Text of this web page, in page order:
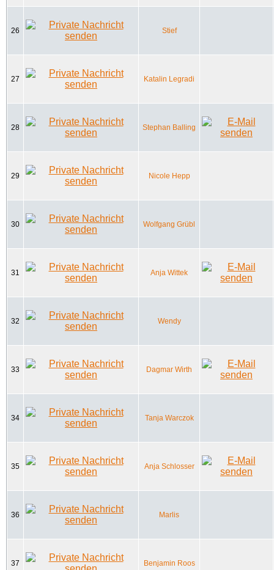
26 Stief
27 Katalin Legradi
28 Stephan Balling
29 Nicole Hepp
30 Wolfgang Grübl
31 Anja Wittek
32 Wendy
33 Dagmar Wirth
34 Tanja Warczok
35 Anja Schlosser
36 Marlis
37 Benjamin Roos